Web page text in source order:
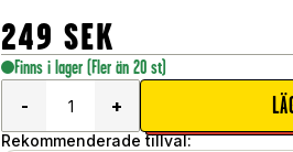
249 SEK
Finns i lager (Fler än 20 st)
-
+
Rekommenderade tillval: